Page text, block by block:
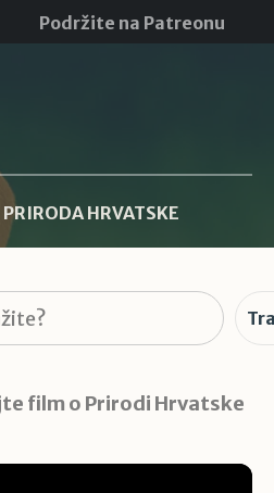
Podržite na Patreonu
HRVATSKE
film o Prirodi Hrvatske